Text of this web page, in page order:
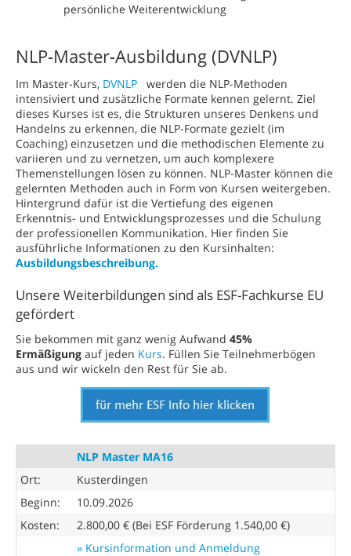
persönliche Weiterentwicklung
NLP-Master-Ausbildung (DVNLP)
Im Master-Kurs, DVNLP
werden die NLP-Methoden
intensiviert und zusätzliche Formate kennen gelernt. Ziel
dieses Kurses ist es, die Strukturen unseres Denkens und
Handelns zu erkennen, die NLP-Formate gezielt (im
Coaching) einzusetzen und die methodischen Elemente zu
variieren und zu vernetzen, um auch komplexere
Themenstellungen lösen zu können. NLP-Master können die
gelernten Methoden auch in Form von Kursen weitergeben.
Hintergrund dafür ist die Vertiefung des eigenen
Erkenntnis- und Entwicklungsprozesses und die Schulung
der professionellen Kommunikation. Hier finden Sie
ausführliche Informationen zu den Kursinhalten:
Ausbildungsbeschreibung.
Unsere Weiterbildungen sind als ESF-Fachkurse EU
gefördert
Sie bekommen mit ganz wenig Aufwand 45%
Ermäßigung auf jeden Kurs. Füllen Sie Teilnehmerbögen
aus und wir wickeln den Rest für Sie ab.
NLP Master MA16
Ort:
Kusterdingen
Beginn:
10.09.2026
Kosten:
2.800,00 € (Bei ESF Förderung 1.540,00 €)
» Kursinformation und Anmeldung